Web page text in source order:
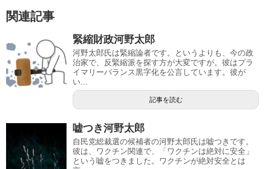
関連記事
緊縮財政河野太郎
河野太郎氏は緊縮論者です。というよりも、今の政
治家で、反緊縮派を探す方が大変ですが。彼はプラ
イマリーバランス黒字化を公言しています。彼が
い...
記事を読む
嘘つき河野太郎
自民党総裁選の候補者の河野太郎氏は嘘つきです。
彼は、ワクチン関連で、「ワクチンは絶対に安全」
という嘘をつきました。ワクチンが絶対安全とは